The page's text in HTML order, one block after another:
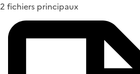
2 fichiers principaux